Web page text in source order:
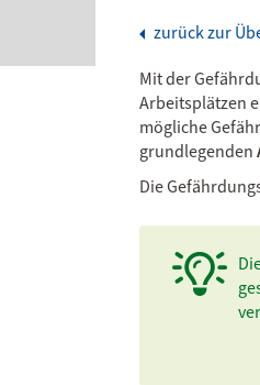
zurück zur
Mit der
Arbeitsplätzen
mögliche
grundlegenden
Die